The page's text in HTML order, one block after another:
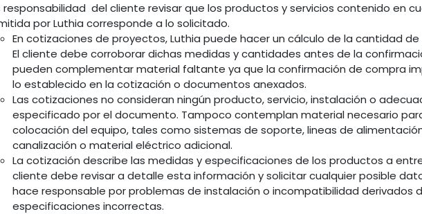
responsabilidad del cliente revisar que los productos y servicios contenido en
por Luthia corresponde a lo solicitado.
En cotizaciones de proyectos, Luthia puede hacer un cálculo de la cantidad
El cliente debe corroborar dichas medidas y cantidades antes de la
pueden complementar material faltante ya que la confirmación de compra
lo establecido en la cotización o documentos anexados.
Las cotizaciones no consideran ningún producto, servicio, instalación o
especificado por el documento. Tampoco contemplan material necesario
colocación del equipo, tales como sistemas de soporte, lineas de
canalización o material eléctrico adicional.
La cotización describe las medidas y especificaciones de los productos a
cliente debe revisar a detalle esta información y solicitar cualquier posible
hace responsable por problemas de instalación o incompatibilidad derivados
especificaciones incorrectas.